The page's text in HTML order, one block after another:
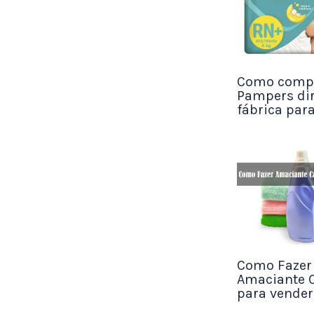
O tempo
perfeito.
Ele deve
É
COMO
INCRÍVEL?
Além de
e lucrar
Como
Pampers
fábrica
Como Fazer
Amaciante
para vender